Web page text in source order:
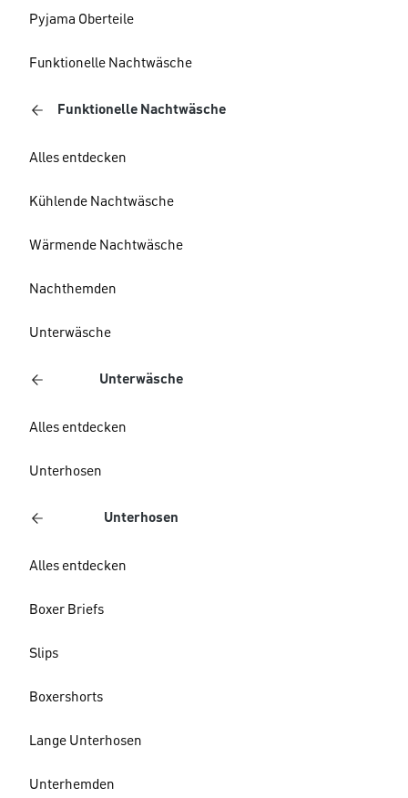
Pyjama Oberteile
Funktionelle Nachtwäsche
Funktionelle Nachtwäsche
Alles entdecken
Kühlende Nachtwäsche
Wärmende Nachtwäsche
Nachthemden
Unterwäsche
Unterwäsche
Alles entdecken
Unterhosen
Unterhosen
Alles entdecken
Boxer Briefs
Slips
Boxershorts
Lange Unterhosen
Unterhemden